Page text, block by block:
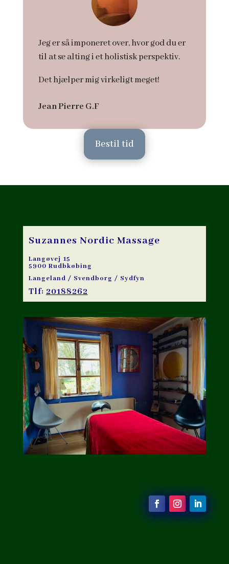
Jeg er så imponeret over, hvor god du er
til at se alting i et holistisk perspektiv.
Det hjælper mig virkeligt meget!
Jean Pierre G.F
Bestil tid
Suzannes Nordic Massage
Langøvej 15
5900 Rudbkøbing
Langeland / Svendborg / Sydfyn
Tlf: 20188262